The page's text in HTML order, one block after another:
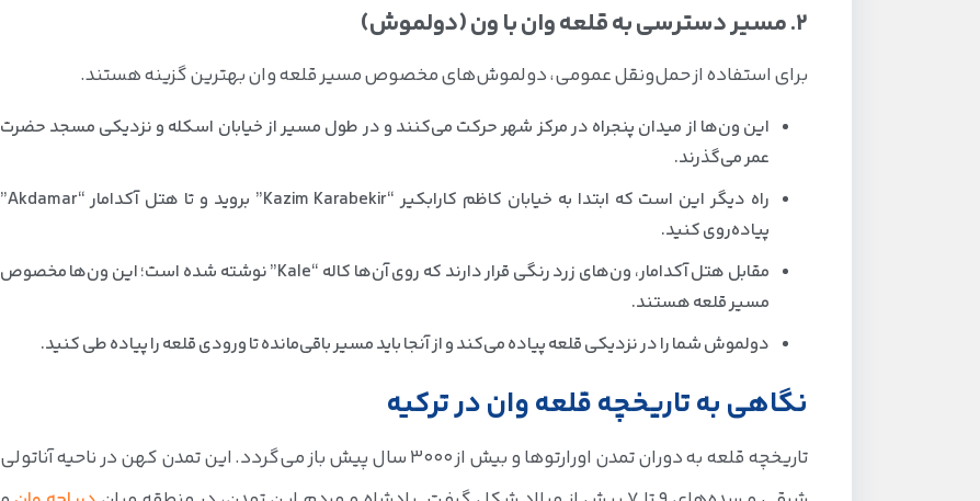
2. مسیر دسترسی به قلعه وان با ون (دولموش)
برای استفاده از حمل‌ونقل عمومی، دولموش‌های مخصوص مسیر قلعه وان بهترین گزینه هستند.
این ون‌ها از میدان پنجراه در مرکز شهر حرکت می‌کنند و در طول مسیر از خیابان اسکله و نزدیکی مسجد حضرت
عمر می‌گذرند.
راه دیگر این است که ابتدا به خیابان کاظم کارابکیر “Kazim Karabekir” بروید و تا هتل آکدامار “Akdamar”
پیاده‌روی کنید.
مقابل هتل آکدامار، ون‌های زرد رنگی قرار دارند که روی آن‌ها کاله “Kale” نوشته شده است؛ این ون‌ها مخصوص
مسیر قلعه هستند.
دولموش شما را در نزدیکی قلعه پیاده می‌کند و از آنجا باید مسیر باقی‌مانده تا ورودی قلعه را پیاده طی کنید.
نگاهی به تاریخچه قلعه وان در ترکیه
تاریخچه قلعه به دوران تمدن اورارتوها و بیش از 3000 سال پیش باز می‌گردد. این تمدن کهن در ناحیه آناتولی